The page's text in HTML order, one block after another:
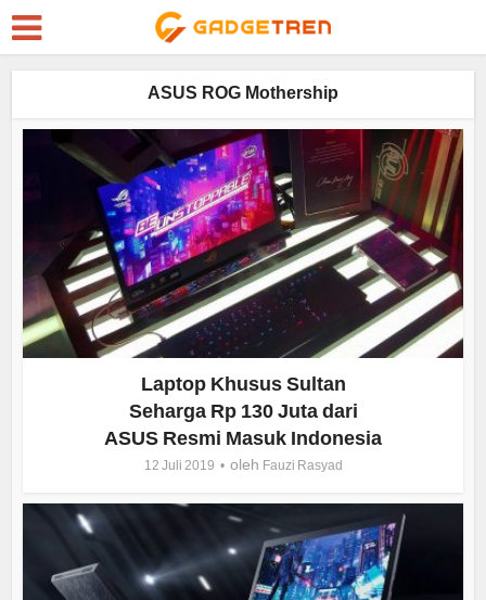
ASUS ROG Mothership
Laptop Khusus Sultan
Seharga Rp 130 Juta dari
ASUS Resmi Masuk Indonesia
12 Juli 2019 oleh Fauzi Rasyad